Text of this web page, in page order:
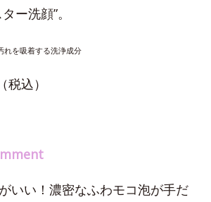
ー洗顔”。
れを吸着する洗浄成分
込）
いい！濃密なふわモコ泡が手だ